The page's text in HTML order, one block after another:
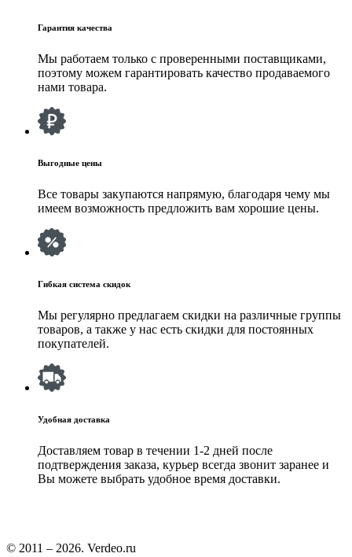
Гарантия качества
Мы работаем только с проверенными поставщиками,
поэтому можем гарантировать качество продаваемого
нами товара.
Выгодные цены
Все товары закупаются напрямую, благодаря чему мы
имеем возможность предложить вам хорошие цены.
Гибкая система скидок
Мы регулярно предлагаем скидки на различные группы
товаров, а также у нас есть скидки для постоянных
покупателей.
Удобная доставка
Доставляем товар в течении 1-2 дней после
подтверждения заказа, курьер всегда звонит заранее и
Вы можете выбрать удобное время доставки.
© 2011 – 2026. Verdeo.ru